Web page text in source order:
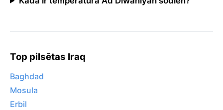
Top pilsētas Iraq
Baghdad
Mosula
Erbil